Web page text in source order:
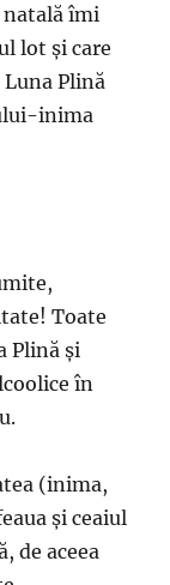
natală îmi
lot şi care
Plină
inima
Toate
Plină şi
în
(inima,
şi ceaiul
de aceea